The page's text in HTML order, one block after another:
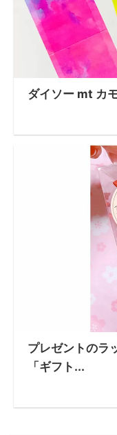
ダイソー mt カ
プレゼントのラ
「ギフト...